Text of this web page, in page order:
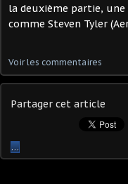
la deuxième partie,
comme Steven Tyler
Voir les commentaires
Partager cet article
…